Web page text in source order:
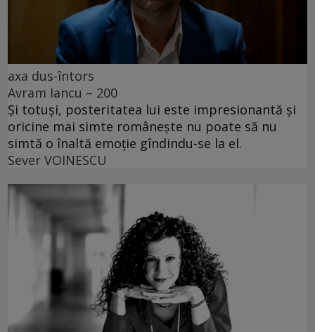
axa dus-întors
Avram Iancu – 200
Și totuși, posteritatea lui este impresionantă și
oricine mai simte românește nu poate să nu
simtă o înaltă emoție gîndindu-se la el.
Sever VOINESCU